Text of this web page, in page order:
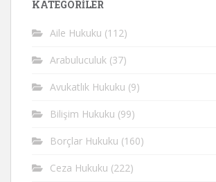
KATEGORİLER
Aile Hukuku (112)
Arabuluculuk (37)
Avukatlık Hukuku (9)
Bilişim Hukuku (99)
Borçlar Hukuku (160)
Ceza Hukuku (222)